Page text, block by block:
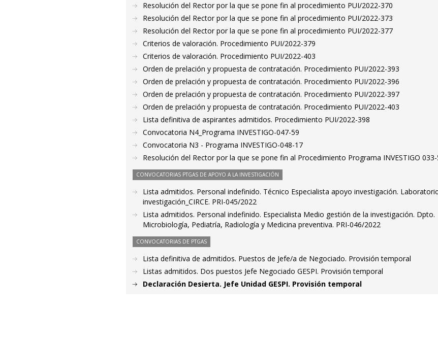
Resolución del Rector por la que se pone fin al procedimiento PUI/2022-370
Resolución del Rector por la que se pone fin al procedimiento PUI/2022-373
Resolución del Rector por la que se pone fin al procedimiento PUI/2022-377
Criterios de valoración. Procedimiento PUI/2022-379
Criterios de valoración. Procedimiento PUI/2022-403
Orden de prelación y propuesta de contratación. Procedimiento PUI/2022-393
Orden de prelación y propuesta de contratación. Procedimiento PUI/2022-396
Orden de prelación y propuesta de contratación. Procedimiento PUI/2022-397
Orden de prelación y propuesta de contratación. Procedimiento PUI/2022-403
Lista definitiva de aspirantes admitidos. Procedimiento PUI/2022-398
Convocatoria N4_Programa INVESTIGO-047-59
Convocatoria N3 - Programa INVESTIGO-048-17
Resolución del Rector por la que se pone fin al Procedimiento Programa INVESTIGO
CONVOCATORIAS PTGAS DE APOYO A LA INVESTIGACIÓN
Lista admitidos. Personal indefinido. Técnico Especialista apoyo investigación.
investigación_CIRCE. PRI-045/2022
Lista admitidos. Personal indefinido. Especialista Medio gestión de la investigación. Dpto.
Microbiología, Pediatría, Radiología y Medicina preventiva. PRI-046/2022
CONVOCATORIAS DE PTGAS
Lista definitiva de admitidos. Puestos de Jefe/a de Negociado. Provisión temporal
Listas admitidos. Dos puestos Jefe Negociado GESPI. Provisión temporal
Declaración Desierta. Jefe Unidad GESPI. Provisión temporal